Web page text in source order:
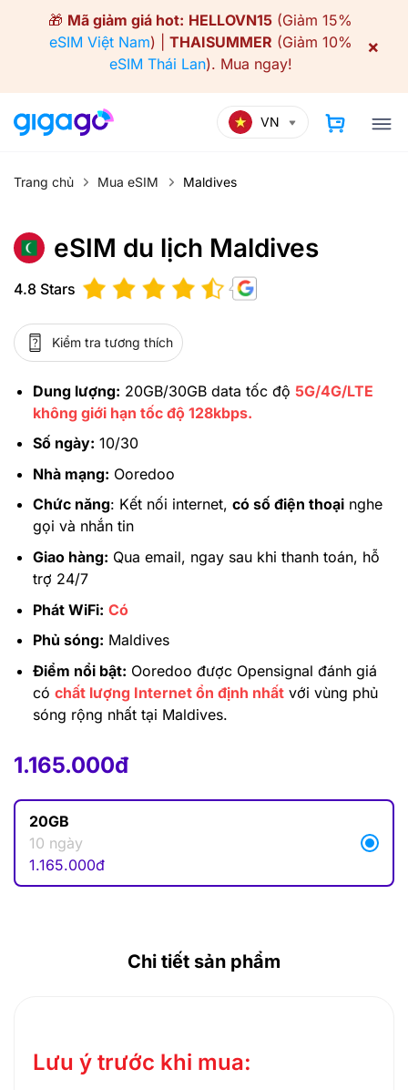
🎁 Mã giảm giá hot: HELLOVN15 (Giảm 15%
eSIM Việt Nam) | THAISUMMER (Giảm 10%
eSIM Thái Lan). Mua ngay!
×
VN
Trang chủ Mua eSIM Maldives
eSIM du lịch Maldives
4.8 Stars
Kiểm tra tương thích
Dung lượng: 20GB/30GB data tốc độ 5G/4G/LTE
không giới hạn tốc độ 128kbps.
Số ngày: 10/30
Nhà mạng: Ooredoo
Chức năng: Kết nối internet, có số điện thoạinghe
gọi và nhắn tin
Giao hàng: Qua email, ngay sau khi thanh toán, hỗ
trợ 24/7
Phát WiFi: Có
Phủ sóng: Maldives
Điểm nổi bật: Ooredoo được Opensignal đánh giá
có chất lượng Internet ổn định nhấtvới vùng phủ
sóng rộng nhất tại Maldives.
1.165.000đ
20GB
10 ngày
1.165.000đ
1.165.000đ
Chi tiết sản phẩm
Lưu ý trước khi mua: